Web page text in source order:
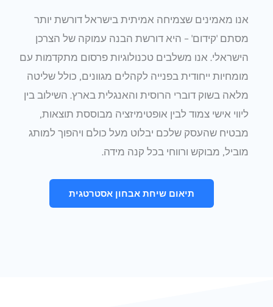
אנו מאמינים שצמיחה אמיתית בישראל דורשת יותר
מסתם 'קידום' – היא דורשת הבנה עמוקה של הצרכן
הישראלי. אנו משלבים טכנולוגיות פרסום מתקדמות עם
מומחיות ייחודית בפנייה לקהלים מגוונים, כולל שליטה
מלאה בשוק דוברי הרוסית והאנגלית בארץ. השילוב בין
ליווי אישי צמוד לבין אופטימיזציה מבוססת תוצאות,
מבטיח שהעסק שלכם יבלוט מעל כולם ויהפוך למותג
מוביל, מבוקש ורווחי בכל קנה מידה.
תיאום שיחת אבחון אסטרטגית